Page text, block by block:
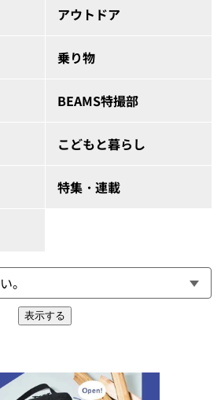
アウトドア
乗り物
BEAMS特撮部
こどもと暮らし
特集・連載
表示する